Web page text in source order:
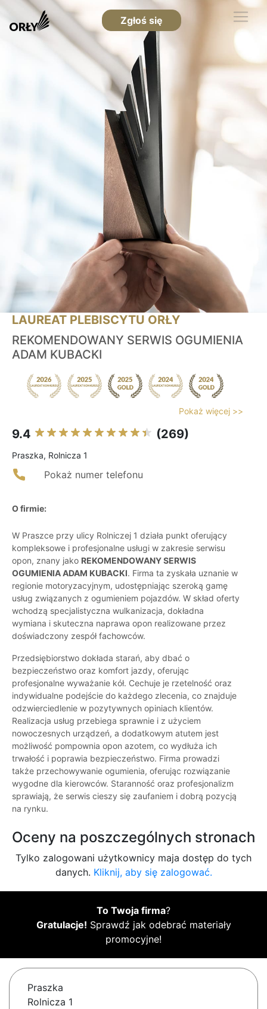
Zgłoś się
LAUREAT PLEBISCYTU ORŁY
REKOMENDOWANY SERWIS OGUMIENIA
ADAM KUBACKI
Pokaż więcej >>
9.4 (269)
Praszka, Rolnicza 1
Pokaż numer telefonu
O firmie:
W Praszce przy ulicy Rolniczej 1 działa punkt oferujący
kompleksowe i profesjonalne usługi w zakresie serwisu
opon, znany jako REKOMENDOWANY SERWIS
OGUMIENIA ADAM KUBACKI. Firma ta zyskała uznanie w
regionie motoryzacyjnym, udostępniając szeroką gamę
usług związanych z ogumieniem pojazdów. W skład oferty
wchodzą specjalistyczna wulkanizacja, dokładna
wymiana i skuteczna naprawa opon realizowane przez
doświadczony zespół fachowców.
Przedsiębiorstwo dokłada starań, aby dbać o
bezpieczeństwo oraz komfort jazdy, oferując
profesjonalne wyważanie kół. Cechuje je rzetelność oraz
indywidualne podejście do każdego zlecenia, co znajduje
odzwierciedlenie w pozytywnych opiniach klientów.
Realizacja usług przebiega sprawnie i z użyciem
nowoczesnych urządzeń, a dodatkowym atutem jest
możliwość pompownia opon azotem, co wydłuża ich
trwałość i poprawia bezpieczeństwo. Firma prowadzi
także przechowywanie ogumienia, oferując rozwiązanie
wygodne dla kierowców. Staranność oraz profesjonalizm
sprawiają, że serwis cieszy się zaufaniem i dobrą pozycją
na rynku.
Oceny na poszczególnych stronach
Tylko zalogowani użytkownicy maja dostęp do tych
danych. Kliknij, aby się zalogować.
To Twoja firma?
Gratulacje! Sprawdź jak odebrać materiały
promocyjne!
Praszka
Rolnicza 1